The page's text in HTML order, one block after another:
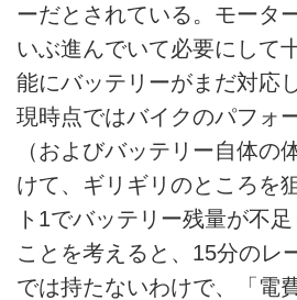
ーだとされている。モータ
いぶ進んでいて必要にして
能にバッテリーがまだ対応
現時点ではバイクのパフォ
（およびバッテリー自体の
けて、ギリギリのところを
ト1でバッテリー残量が不
ことを考えると、15分のレ
では持たないわけで、「電